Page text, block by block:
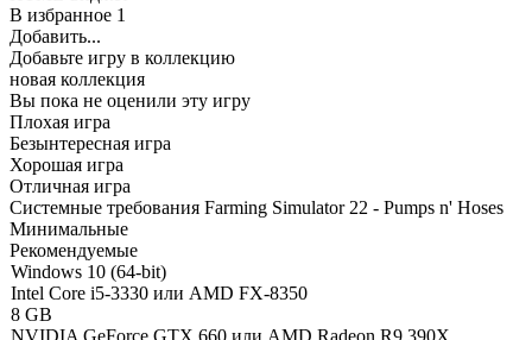
В избранное 1
Добавить...
Добавьте игру в коллекцию
новая коллекция
Вы пока не оценили эту игру
Плохая игра
Безынтересная игра
Хорошая игра
Отличная игра
Системные требования Farming Simulator 22 - Pumps n' Hoses
Минимальные
Рекомендуемые
Windows 10 (64-bit)
Intel Core i5-3330 или AMD FX-8350
8 GB
NVIDIA GeForce GTX 660 или AMD Radeon R9 390X